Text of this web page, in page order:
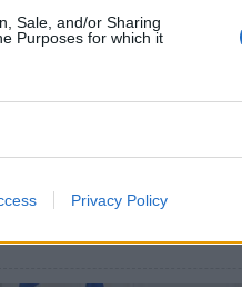
Sale, and/or Sharing
Purposes for which it
Privacy Policy
Ευρώτα: Σκουριά
04/08/2026 09:07